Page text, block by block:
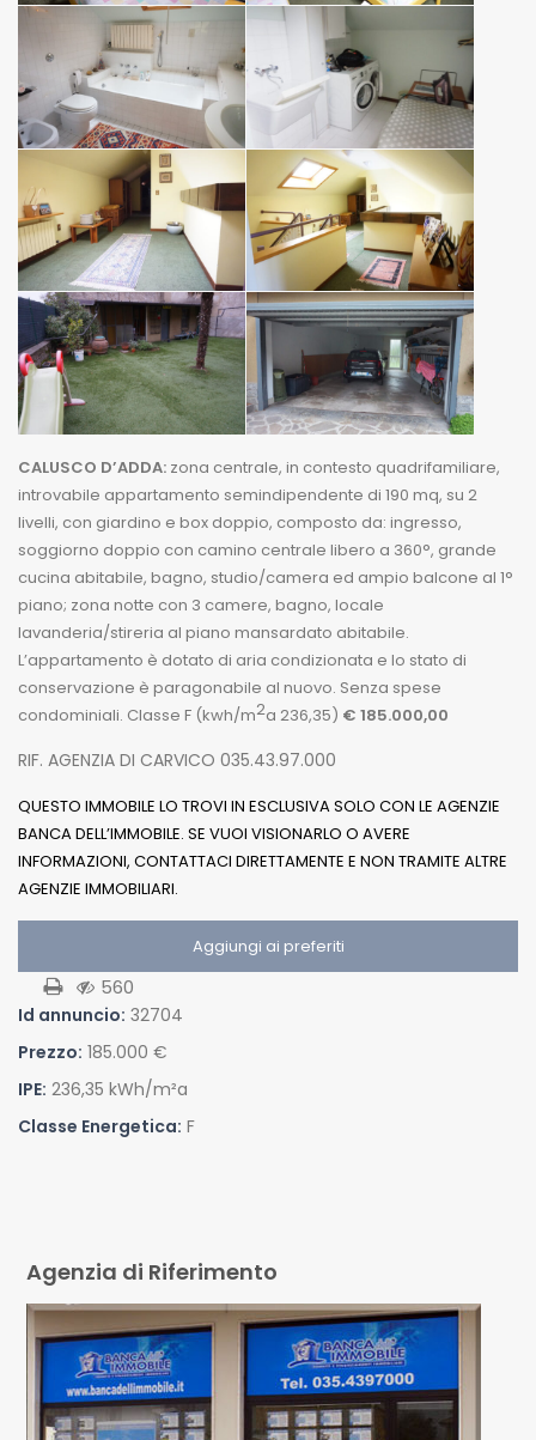
CALUSCO D’ADDA: zona centrale, in contesto quadrifamiliare,
introvabile appartamento semindipendente di 190 mq, su 2
livelli, con giardino e box doppio, composto da: ingresso,
soggiorno doppio con camino centrale libero a 360°, grande
cucina abitabile, bagno, studio/camera ed ampio balcone al 1°
piano; zona notte con 3 camere, bagno, locale
lavanderia/stireria al piano mansardato abitabile.
L’appartamento è dotato di aria condizionata e lo stato di
conservazione è paragonabile al nuovo. Senza spese
condominiali. Classe F (kwh/m2a 236,35) € 185.000,00
RIF. AGENZIA DI CARVICO 035.43.97.000
QUESTO IMMOBILE LO TROVI IN ESCLUSIVA SOLO CON LE AGENZIE
BANCA DELL’IMMOBILE. SE VUOI VISIONARLO O AVERE
INFORMAZIONI, CONTATTACI DIRETTAMENTE E NON TRAMITE ALTRE
AGENZIE IMMOBILIARI.
Aggiungi ai preferiti
560
Id annuncio: 32704
Prezzo: 185.000 €
IPE: 236,35 kWh/m²a
Classe Energetica: F
Agenzia di Riferimento